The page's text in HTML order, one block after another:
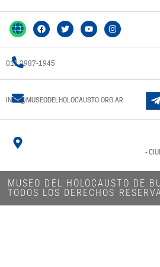
011 3987-1945
INFO@MUSEODELHOLOCAUSTO.ORG.AR
-
MUSEO DEL HOLOCAUSTO DE
TODOS LOS DERECHOS